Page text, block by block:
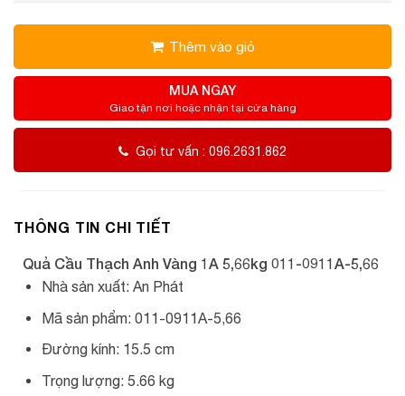
Thêm vào giỏ
MUA NGAY
Giao tận nơi hoặc nhận tại cửa hàng
Gọi tư vấn : 096.2631.862
THÔNG TIN CHI TIẾT
Quả Cầu Thạch Anh Vàng 1A 5,66kg 011-0911A-5,66
Nhà sản xuất: An Phát
Mã sản phẩm: 011-0911A-5,66
Đường kính: 15.5 cm
Trọng lượng: 5.66 kg